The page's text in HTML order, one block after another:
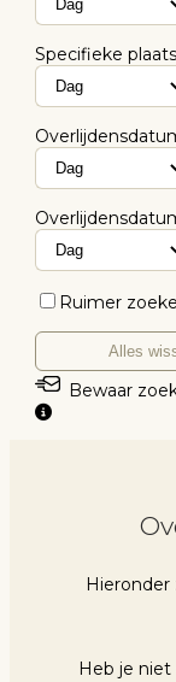
Specifieke
Ruimer
Alles
Bewaar
Heb je